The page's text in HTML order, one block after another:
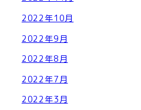
2022年10月
2022年9月
2022年8月
2022年7月
2022年3月